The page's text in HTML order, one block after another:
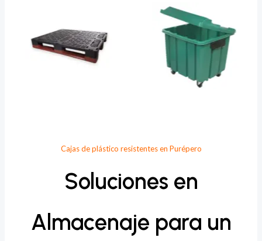
Cajas de plástico resistentes en Purépero
Soluciones en
Almacenaje para un